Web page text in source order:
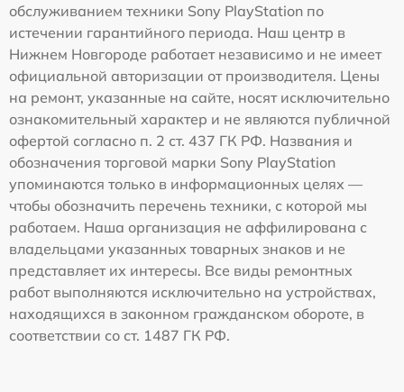
обслуживанием техники Sony PlayStation по
истечении гарантийного периода. Наш центр в
Нижнем Новгороде работает независимо и не имеет
официальной авторизации от производителя. Цены
на ремонт, указанные на сайте, носят исключительно
ознакомительный характер и не являются публичной
офертой согласно п. 2 ст. 437 ГК РФ. Названия и
обозначения торговой марки Sony PlayStation
упоминаются только в информационных целях —
чтобы обозначить перечень техники, с которой мы
работаем. Наша организация не аффилирована с
владельцами указанных товарных знаков и не
представляет их интересы. Все виды ремонтных
работ выполняются исключительно на устройствах,
находящихся в законном гражданском обороте, в
соответствии со ст. 1487 ГК РФ.